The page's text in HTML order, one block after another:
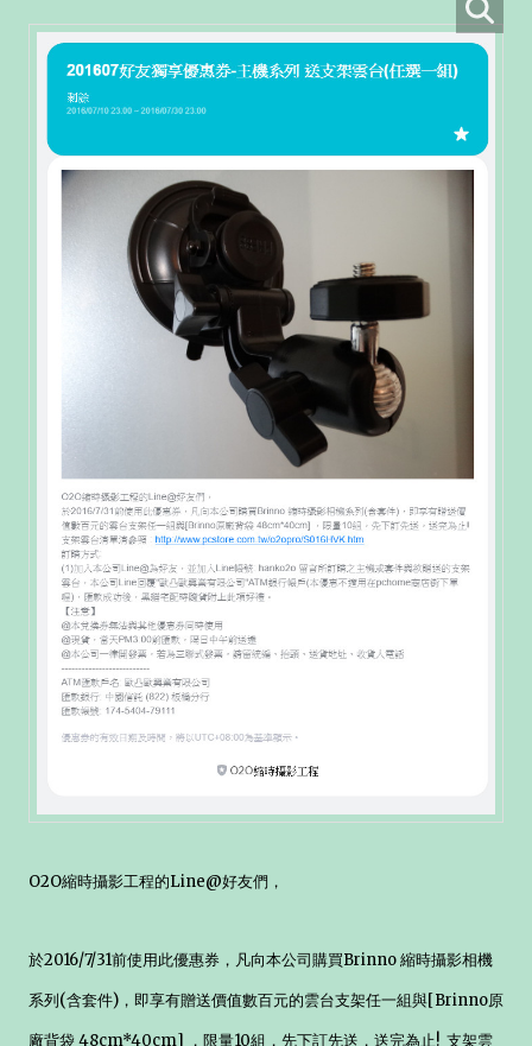
O2O縮時攝影工程的Line@好友們，
於2016/7/31前使用此優惠券，凡向本公司購買Brinno 縮時攝影相機
系列(含套件)，即享有贈送價值數百元的雲台支架任一組與[Brinno原
廠背袋 48cm*40cm] ，限量10組，先下訂先送，送完為止! 支架雲